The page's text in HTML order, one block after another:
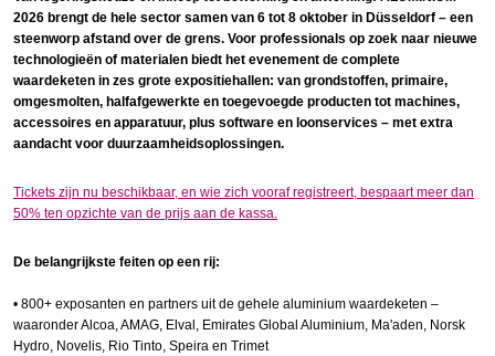
2026 brengt de hele sector samen van 6 tot 8 oktober in Düsseldorf – een
steenworp afstand over de grens. Voor professionals op zoek naar nieuwe
technologieën of materialen biedt het evenement de complete
waardeketen in zes grote expositiehallen: van grondstoffen, primaire,
omgesmolten, halfafgewerkte en toegevoegde producten tot machines,
accessoires en apparatuur, plus software en loonservices – met extra
aandacht voor duurzaamheidsoplossingen.
Tickets zijn nu beschikbaar, en wie zich vooraf registreert, bespaart meer dan
50% ten opzichte van de prijs aan de kassa.
De belangrijkste feiten op een rij:
• 800+ exposanten en partners uit de gehele aluminium waardeketen –
waaronder Alcoa, AMAG, Elval, Emirates Global Aluminium, Ma'aden, Norsk
Hydro, Novelis, Rio Tinto, Speira en Trimet